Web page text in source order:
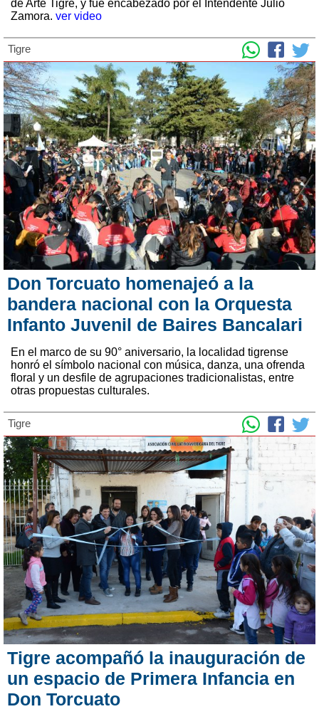
de Arte Tigre, y fue encabezado por el Intendente Julio
Zamora. ver video
Tigre
Don Torcuato homenajeó a la
bandera nacional con la Orquesta
Infanto Juvenil de Baires Bancalari
En el marco de su 90° aniversario, la localidad tigrense
honró el símbolo nacional con música, danza, una ofrenda
floral y un desfile de agrupaciones tradicionalistas, entre
otras propuestas culturales.
Tigre
Tigre acompañó la inauguración de
un espacio de Primera Infancia en
Don Torcuato